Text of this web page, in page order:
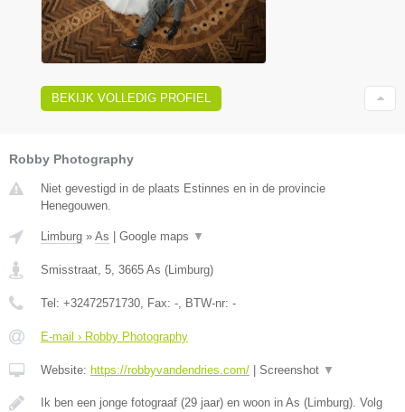
BEKIJK VOLLEDIG PROFIEL
Robby Photography
Niet gevestigd in de plaats Estinnes en in de provincie
Henegouwen.
Limburg » As Google maps ▼
Smisstraat, 5, 3665 As (Limburg)
Tel: +32472571730, Fax: -, BTW-nr: -
E-mail › Robby Photography
Website: https://robbyvandendries.com/ Screenshot ▼
Ik ben een jonge fotograaf (29 jaar) en woon in As (Limburg). Volg